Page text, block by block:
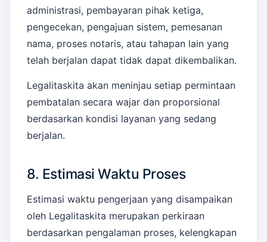
administrasi, pembayaran pihak ketiga,
pengecekan, pengajuan sistem, pemesanan
nama, proses notaris, atau tahapan lain yang
telah berjalan dapat tidak dapat dikembalikan.
Legalitaskita akan meninjau setiap permintaan
pembatalan secara wajar dan proporsional
berdasarkan kondisi layanan yang sedang
berjalan.
8. Estimasi Waktu Proses
Estimasi waktu pengerjaan yang disampaikan
oleh Legalitaskita merupakan perkiraan
berdasarkan pengalaman proses, kelengkapan